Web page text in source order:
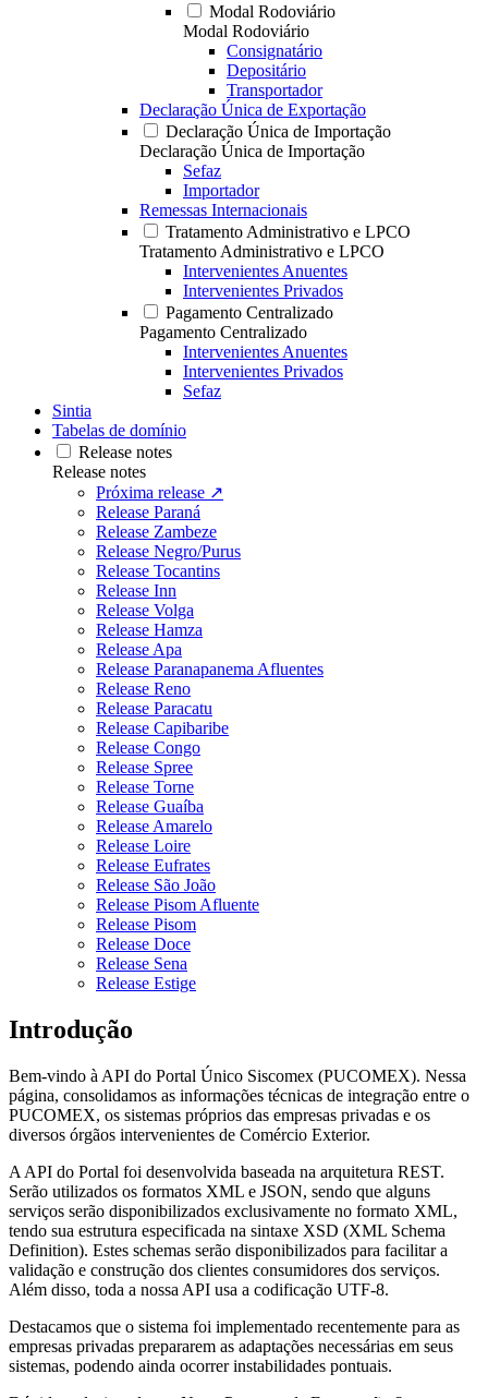
Modal Rodoviário
Modal Rodoviário
Consignatário
Depositário
Transportador
Declaração Única de Exportação
Declaração Única de Importação
Declaração Única de Importação
Sefaz
Importador
Remessas Internacionais
Tratamento Administrativo e LPCO
Tratamento Administrativo e LPCO
Intervenientes Anuentes
Intervenientes Privados
Pagamento Centralizado
Pagamento Centralizado
Intervenientes Anuentes
Intervenientes Privados
Sefaz
Sintia
Tabelas de domínio
Release notes
Release notes
Próxima release ↗
Release Paraná
Release Zambeze
Release Negro/Purus
Release Tocantins
Release Inn
Release Volga
Release Hamza
Release Apa
Release Paranapanema Afluentes
Release Reno
Release Paracatu
Release Capibaribe
Release Congo
Release Spree
Release Torne
Release Guaíba
Release Amarelo
Release Loire
Release Eufrates
Release São João
Release Pisom Afluente
Release Pisom
Release Doce
Release Sena
Release Estige
Introdução
Bem-vindo à API do Portal Único Siscomex (PUCOMEX). Nessa
página, consolidamos as informações técnicas de integração entre o
PUCOMEX, os sistemas próprios das empresas privadas e os
diversos órgãos intervenientes de Comércio Exterior.
A API do Portal foi desenvolvida baseada na arquitetura REST.
Serão utilizados os formatos XML e JSON, sendo que alguns
serviços serão disponibilizados exclusivamente no formato XML,
tendo sua estrutura especificada na sintaxe XSD (XML Schema
Definition). Estes schemas serão disponibilizados para facilitar a
validação e construção dos clientes consumidores dos serviços.
Além disso, toda a nossa API usa a codificação UTF-8.
Destacamos que o sistema foi implementado recentemente para as
empresas privadas prepararem as adaptações necessárias em seus
sistemas, podendo ainda ocorrer instabilidades pontuais.